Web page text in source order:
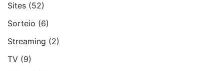
Sites (52)
Sorteio (6)
Streaming (2)
TV (9)